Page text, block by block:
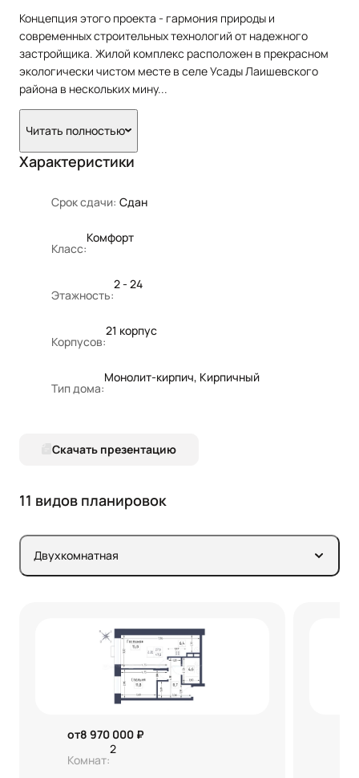
Концепция этого проекта - гармония природы и
современных строительных технологий от надежного
застройщика. Жилой комплекс расположен в прекрасном
экологически чистом месте в селе Усады Лаишевского
района в нескольких мину...
Читать полностью
Характеристики
Срок сдачи: Сдан
Класс:
Комфорт
Этажность:
2 - 24
Корпусов:
21 корпус
Тип дома:
Монолит-кирпич, Кирпичный
Скачать презентацию
11 видов планировок
Двухкомнатная
от8 970 000 ₽
Комнат:
2